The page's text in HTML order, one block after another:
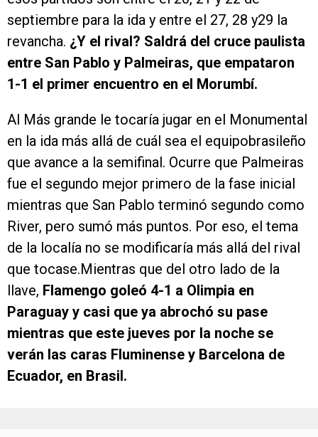
septiembre para la ida y entre el 27, 28 y29 la
revancha. ¿Y el rival? Saldrá del cruce paulista
entre San Pablo y Palmeiras, que empataron
1-1 el primer encuentro en el Morumbí.
Al Más grande le tocaría jugar en el Monumental
en la ida más allá de cuál sea el equipobrasileño
que avance a la semifinal. Ocurre que Palmeiras
fue el segundo mejor primero de la fase inicial
mientras que San Pablo terminó segundo como
River, pero sumó más puntos. Por eso, el tema
de la localía no se modificaría más allá del rival
que tocase.Mientras que del otro lado de la
llave, Flamengo goleó 4-1 a Olimpia en
Paraguay y casi que ya abrochó su pase
mientras que este jueves por la noche se
verán las caras Fluminense y Barcelona de
Ecuador, en Brasil.